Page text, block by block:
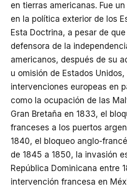
en tierras americanas. Fue
en la política exterior de los
Esta Doctrina, a pesar de
defensora de la
americanos, después de su
u omisión de Estados
intervenciones europeas en
como la ocupación de las
Gran Bretaña en 1833, el
franceses a los puertos
1840, el bloqueo anglo-
de 1845 a 1850, la invasión
República Dominicana entre
intervención francesa en